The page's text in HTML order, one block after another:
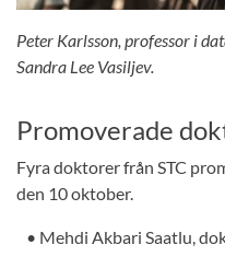
Peter Karlsson, professor i
Sandra Lee Vasiljev.
Promoverade
Fyra doktorer från STC
den 10 oktober.
• Mehdi Akbari Saatlu,